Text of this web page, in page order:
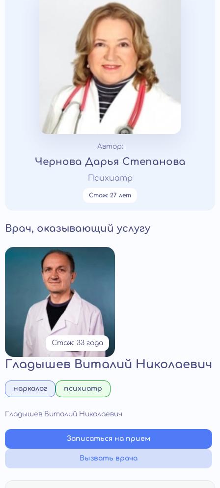
Автор:
Чернова Дарья Степанова
Психиатр
Стаж: 27 лет
Врач, оказывающий услугу
Стаж: 33 года
Гладышев Виталий Николаевич
нарколог психиатр
Гладышев Виталий Николаевич
Записаться на прием
Вызвать врача